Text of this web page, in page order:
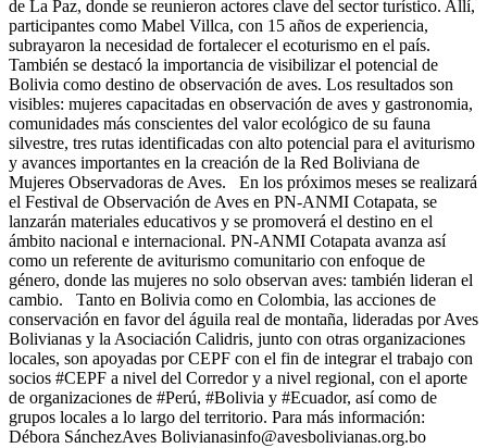
de La Paz, donde se reunieron actores clave del sector turístico. Allí,
participantes como Mabel Villca, con 15 años de experiencia,
subrayaron la necesidad de fortalecer el ecoturismo en el país.
También se destacó la importancia de visibilizar el potencial de
Bolivia como destino de observación de aves. Los resultados son
visibles: mujeres capacitadas en observación de aves y gastronomia,
comunidades más conscientes del valor ecológico de su fauna
silvestre, tres rutas identificadas con alto potencial para el aviturismo
y avances importantes en la creación de la Red Boliviana de
Mujeres Observadoras de Aves. En los próximos meses se realizará
el Festival de Observación de Aves en PN-ANMI Cotapata, se
lanzarán materiales educativos y se promoverá el destino en el
ámbito nacional e internacional. PN-ANMI Cotapata avanza así
como un referente de aviturismo comunitario con enfoque de
género, donde las mujeres no solo observan aves: también lideran el
cambio. Tanto en Bolivia como en Colombia, las acciones de
conservación en favor del águila real de montaña, lideradas por Aves
Bolivianas y la Asociación Calidris, junto con otras organizaciones
locales, son apoyadas por CEPF con el fin de integrar el trabajo con
socios #CEPF a nivel del Corredor y a nivel regional, con el aporte
de organizaciones de #Perú, #Bolivia y #Ecuador, así como de
grupos locales a lo largo del territorio. Para más información:
Débora SánchezAves Bolivianasinfo@avesbolivianas.org.bo